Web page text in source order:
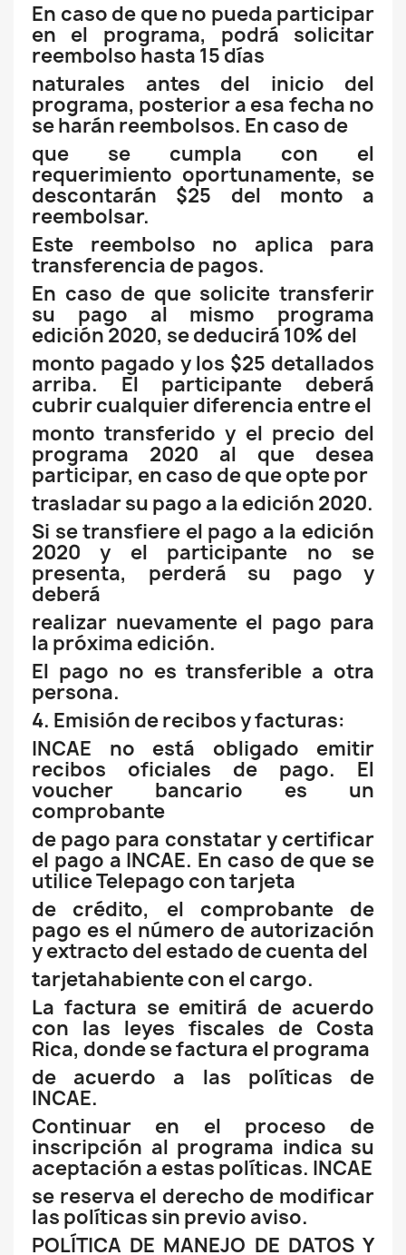
En caso de que no pueda participar
en el programa, podrá solicitar
reembolso hasta 15 días
naturales antes del inicio del
programa, posterior a esa fecha no
se harán reembolsos. En caso de
que se cumpla con el
requerimiento oportunamente, se
descontarán $25 del monto a
reembolsar.
Este reembolso no aplica para
transferencia de pagos.
En caso de que solicite transferir
su pago al mismo programa
edición 2020, se deducirá 10% del
monto pagado y los $25 detallados
arriba. El participante deberá
cubrir cualquier diferencia entre el
monto transferido y el precio del
programa 2020 al que desea
participar, en caso de que opte por
trasladar su pago a la edición 2020.
Si se transfiere el pago a la edición
2020 y el participante no se
presenta, perderá su pago y
deberá
realizar nuevamente el pago para
la próxima edición.
El pago no es transferible a otra
persona.
4. Emisión de recibos y facturas:
INCAE no está obligado emitir
recibos oficiales de pago. El
voucher bancario es un
comprobante
de pago para constatar y certificar
el pago a INCAE. En caso de que se
utilice Telepago con tarjeta
de crédito, el comprobante de
pago es el número de autorización
y extracto del estado de cuenta del
tarjetahabiente con el cargo.
La factura se emitirá de acuerdo
con las leyes fiscales de Costa
Rica, donde se factura el programa
de acuerdo a las políticas de
INCAE.
Continuar en el proceso de
inscripción al programa indica su
aceptación a estas políticas. INCAE
se reserva el derecho de modificar
las políticas sin previo aviso.
POLÍTICA DE MANEJO DE DATOS Y